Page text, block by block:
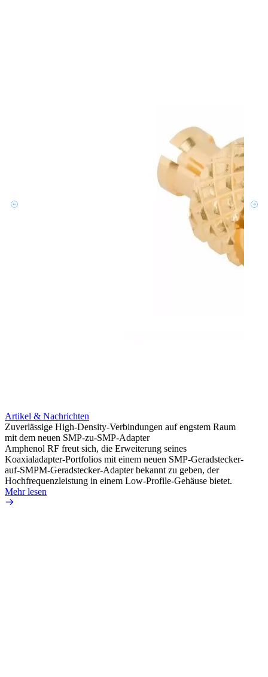
Artikel & Nachrichten
Zuverlässige High-Density-Verbindungen auf engstem Raum
mit dem neuen SMP-zu-SMP-Adapter
Amphenol RF freut sich, die Erweiterung seines
Koaxialadapter-Portfolios mit einem neuen SMP-Geradstecker-
auf-SMPM-Geradstecker-Adapter bekannt zu geben, der
Hochfrequenzleistung in einem Low-Profile-Gehäuse bietet.
Mehr lesen